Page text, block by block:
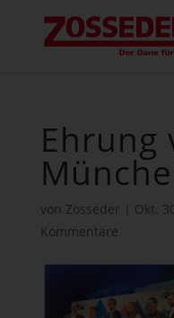
Ehrung
von Zosseder Okt.
Kommentare